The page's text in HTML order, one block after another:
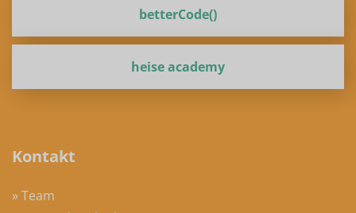
betterCode()
heise academy
Kontakt
» Team